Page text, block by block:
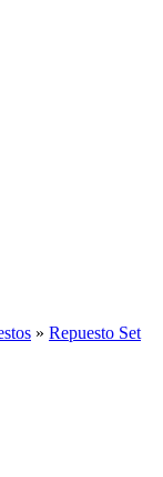
» Repuesto Set